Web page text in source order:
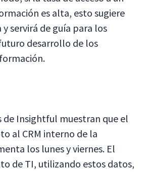
es alta, esto sugiere
y servirá de guía para los
desarrollo de los
de Insightful muestran que el
al CRM interno de la
los lunes y viernes. El
de TI, utilizando estos datos,